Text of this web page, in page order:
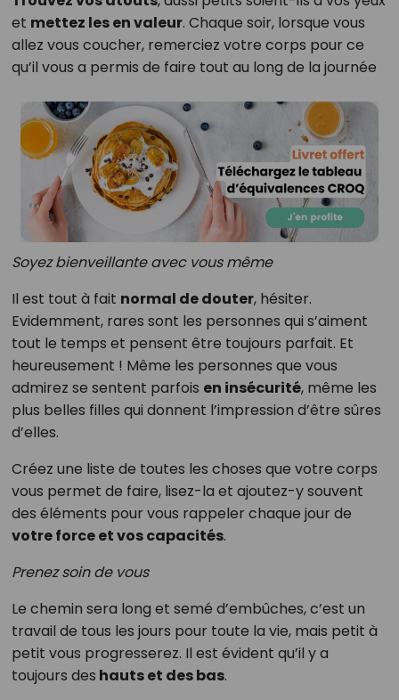
et mettez les en valeur. Chaque soir, lorsque vous
allez vous coucher, remerciez votre corps pour ce
qu’il vous a permis de faire tout au long de la journée
Soyez bienveillante avec vous même
Il est tout à fait normal de douter, hésiter.
Evidemment, rares sont les personnes qui s’aiment
tout le temps et pensent être toujours parfait. Et
heureusement ! Même les personnes que vous
admirez se sentent parfois en insécurité, même les
plus belles filles qui donnent l’impression d’être sûres
d’elles.
Créez une liste de toutes les choses que votre corps
vous permet de faire, lisez-la et ajoutez-y souvent
des éléments pour vous rappeler chaque jour de
votre force et vos capacités.
Prenez soin de vous
Le chemin sera long et semé d’embûches, c’est un
travail de tous les jours pour toute la vie, mais petit à
petit vous progresserez. Il est évident qu’il y a
toujours des hauts et des bas.